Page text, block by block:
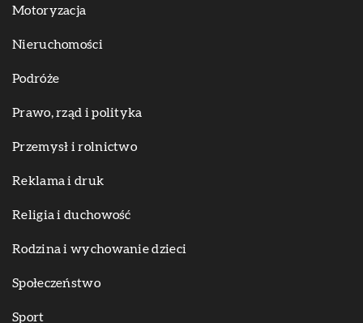
Motoryzacja
Nieruchomości
Podróże
Prawo, rząd i polityka
Przemysł i rolnictwo
Reklama i druk
Religia i duchowość
Rodzina i wychowanie dzieci
Społeczeństwo
Sport